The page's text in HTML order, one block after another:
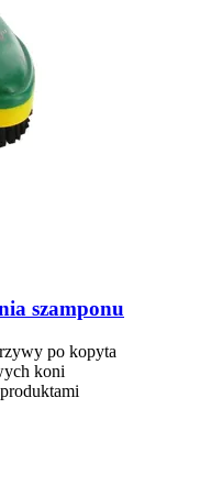
szamponu
po kopyta
koni